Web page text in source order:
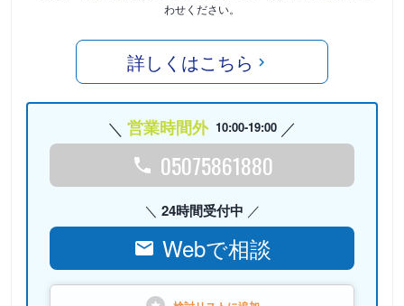
わせください。
詳しくはこちら
営業時間外 10:00-19:00
05075861880
24時間受付中
Webで相談